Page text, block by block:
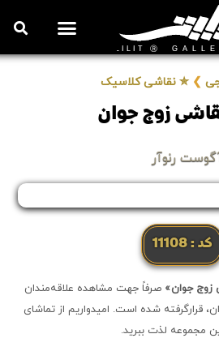
❯ ✮ نقاشی کلاسیک
زوج جوان
رنوآر
کد: 11108
زوج جوان» صرفاً جهت مشاهده علاقه‌مندان
قرارگرفته شده است. امیدواریم از تماشای
مجموعه لذت ببرید.